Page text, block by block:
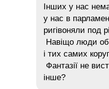
Інших у нас
у нас в
ригівоняли под
Навіщо люди
і тих самих
Фантазії не
інше?